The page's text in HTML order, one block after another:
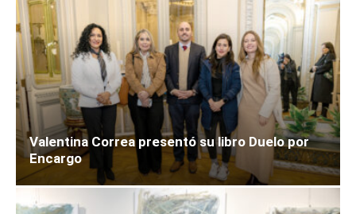
Valentina Correa presentó su libro Duelo por
Encargo